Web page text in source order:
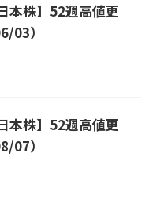
本株】52週高値更
03）
本株】52週高値更
07）